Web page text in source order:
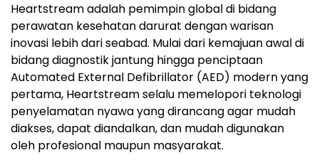
Heartstream adalah pemimpin global di bidang
perawatan kesehatan darurat dengan warisan
inovasi lebih dari seabad. Mulai dari kemajuan awal di
bidang diagnostik jantung hingga penciptaan
Automated External Defibrillator (AED) modern yang
pertama, Heartstream selalu memelopori teknologi
penyelamatan nyawa yang dirancang agar mudah
diakses, dapat diandalkan, dan mudah digunakan
oleh profesional maupun masyarakat.